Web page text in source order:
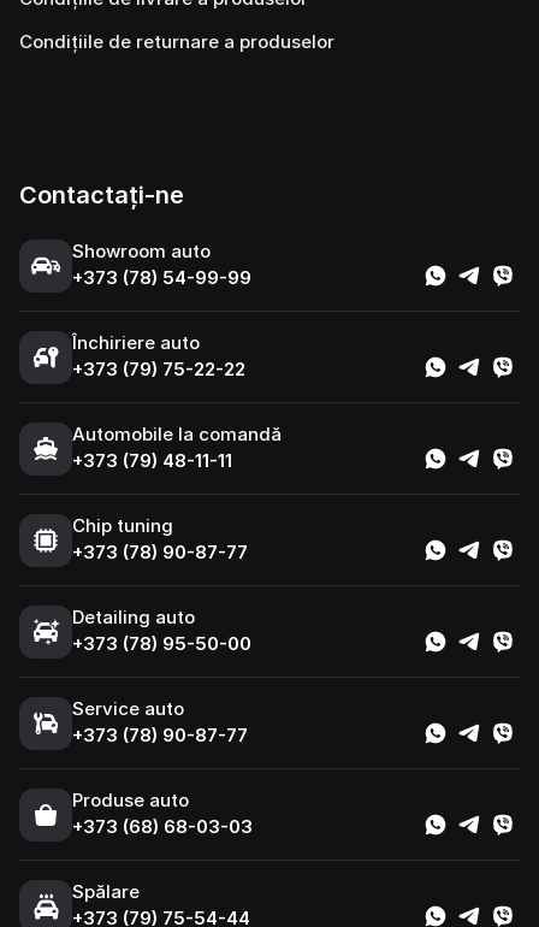
Condițiile de returnare a produselor
Contactați-ne
Showroom auto
+373 (78) 54-99-99
Închiriere auto
+373 (79) 75-22-22
Automobile la comandă
+373 (79) 48-11-11
Chip tuning
+373 (78) 90-87-77
Detailing auto
+373 (78) 95-50-00
Service auto
+373 (78) 90-87-77
Produse auto
+373 (68) 68-03-03
Spălare
+373 (79) 75-54-44